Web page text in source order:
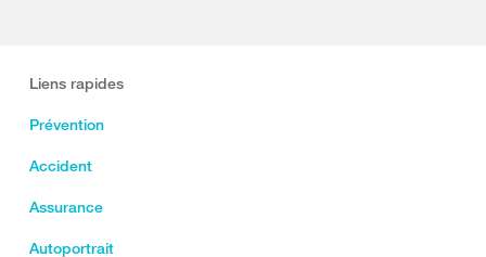
Liens rapides
Prévention
Accident
Assurance
Autoportrait